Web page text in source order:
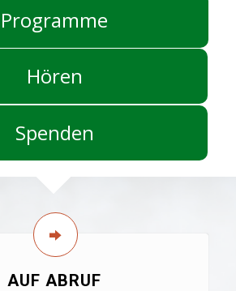
Programme
Hören
Spenden
AUF ABRUF